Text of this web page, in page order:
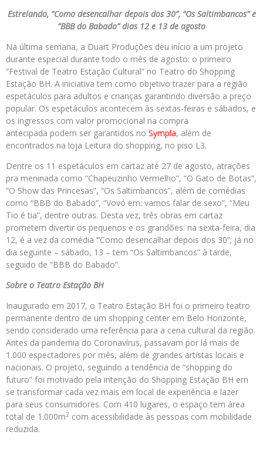
Estrelando, “Como desencalhar depois dos 30”, “Os Saltimbancos” e
“BBB do Babado” dias 12 e 13 de agosto
Na última semana, a Duart Produções deu início a um projeto
durante especial durante todo o mês de agosto: o primeiro
“Festival de Teatro Estação Cultural” no Teatro do Shopping
Estação BH. A iniciativa tem como objetivo trazer para a região
espetáculos para adultos e crianças garantindo diversão a preço
popular. Os espetáculos acontecem às sextas-feiras e sábados, e
os ingressos com valor promocional na compra
antecipada podem ser garantidos no Sympla, além de
encontrados na loja Leitura do shopping, no piso L3.
Dentre os 11 espetáculos em cartaz até 27 de agosto, atrações
pra meninada como “Chapeuzinho Vermelho”, “O Gato de Botas”,
“O Show das Princesas”, “Os Saltimbancos”, além de comédias
como “BBB do Babado”, “Vovó em: vamos falar de sexo”, “Meu
Tio é tia”, dentre outras. Desta vez, três obras em cartaz
prometem divertir os pequenos e os grandões: na sexta-feira, dia
12, é a vez da comédia “Como desencalhar depois dos 30”; já no
dia seguinte – sábado, 13 – tem “Os Saltimbancos” à tarde,
seguido de “BBB do Babado”.
Sobre o Teatro Estação BH
Inaugurado em 2017, o Teatro Estação BH foi o primeiro teatro
permanente dentro de um shopping center em Belo Horizonte,
sendo considerado uma referência para a cena cultural da região.
Antes da pandemia do Coronavírus, passavam por lá mais de
1.000 espec­tadores por mês, além de grandes artistas locais e
nacionais. O projeto, seguindo a tendência de “shopping do
futuro” foi motivado pela intenção do Shopping Estação BH em
se transformar cada vez mais em local de experiência e lazer
para seus consumidores. Com 410 lugares, o espaço tem área
total de 1.000m2 com acessibilidade às pessoas com mobilidade
reduzida.